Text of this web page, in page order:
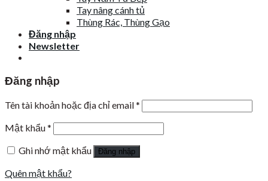
Tay nâng cánh tủ
Thùng Rác, Thùng Gạo
Đăng nhập
Newsletter
Đăng nhập
Tên tài khoản hoặc địa chỉ email*
Mật khẩu*
Ghi nhớ mật khẩu
Đăng nhập
Quên mật khẩu?